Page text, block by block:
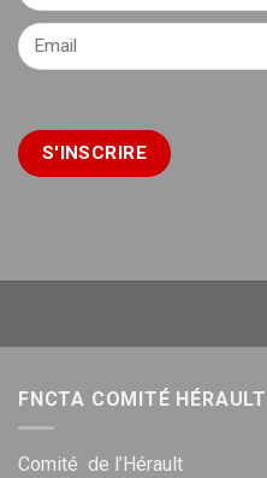
FNCTA COMITÉ HÉRAULT
Comité de l’Hérault